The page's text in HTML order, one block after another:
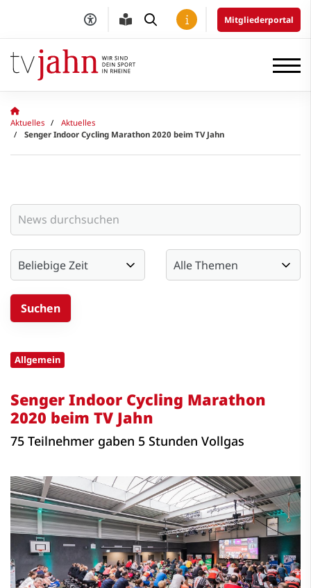
Mitgliederportal
Aktuelles
Aktuelles
Senger Indoor Cycling Marathon 2020 beim TV Jahn
Allgemein
Senger Indoor Cycling Marathon
2020 beim TV Jahn
75 Teilnehmer gaben 5 Stunden Vollgas